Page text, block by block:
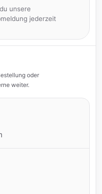
unsere
jederzeit
oder
weiter.